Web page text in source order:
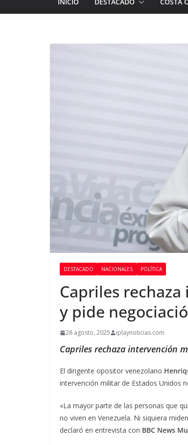
DESTACADO NACIONALES POLÍTICA
Capriles
y pide
28 agosto, 2025 iplaynoticias.com
Capriles rechaza intervención
El dirigente opositor venezolano
intervención militar de Estados Unidos
«La mayor parte de las personas que
no viven en Venezuela. Ni siquiera
declaró en entrevista con BBC News